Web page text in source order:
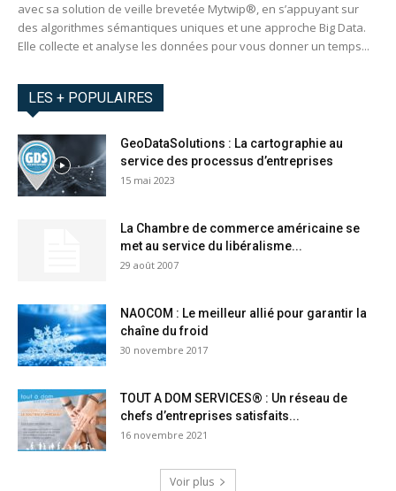
avec sa solution de veille brevetée Mytwip®, en s’appuyant sur
des algorithmes sémantiques uniques et une approche Big Data.
Elle collecte et analyse les données pour vous donner un temps...
LES + POPULAIRES
GeoDataSolutions : La cartographie au
service des processus d’entreprises
15 mai 2023
La Chambre de commerce américaine se
met au service du libéralisme...
29 août 2007
NAOCOM : Le meilleur allié pour garantir la
chaîne du froid
30 novembre 2017
TOUT A DOM SERVICES® : Un réseau de
chefs d’entreprises satisfaits...
16 novembre 2021
Voir plus